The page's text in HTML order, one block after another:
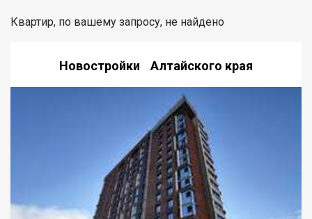
Квартир, по вашему запросу, не найдено
Новостройки Алтайского края